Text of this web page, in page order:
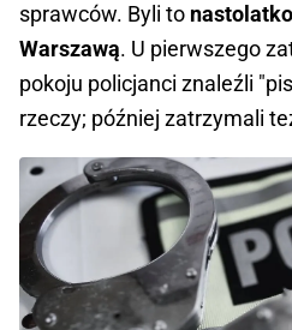
sprawców. Byli to
Warszawą. U pierwszego
pokoju policjanci znaleźli
rzeczy; później zatrzymali